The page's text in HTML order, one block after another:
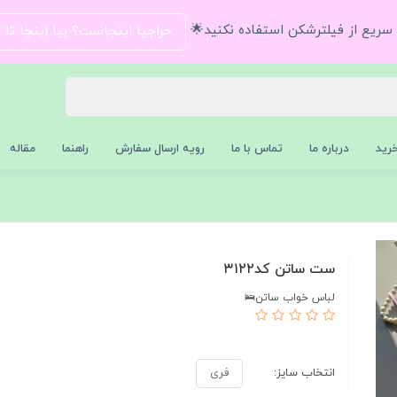
سریع از فیلترشکن استفاده نکنید🌟 حراجیا اینجاست؟ بیا اینجا
درباره ما تماس با ما رویه ارسال سفارش راهنما مقاله
ست ساتن کد۳۱۲۲
لباس خواب ساتن🛌
انتخاب سایز: فری